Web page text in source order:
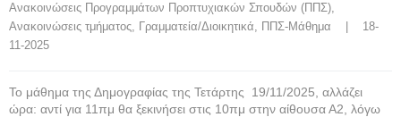
Ανακοινώσεις Προγραμμάτων Προπτυχιακών Σπουδών (ΠΠΣ)
Ανακοινώσεις τμήματος, Γραμματεία/Διοικητικά, ΠΠΣ-Μάθημα
    |    18-
11-2025
Το μάθημα της Δημογραφίας της Τετάρτης 19/11/2025, αλλάζει
ώρα: αντί για 11πμ θα ξεκινήσει στις 10πμ στην αίθουσα Α2, λόγω